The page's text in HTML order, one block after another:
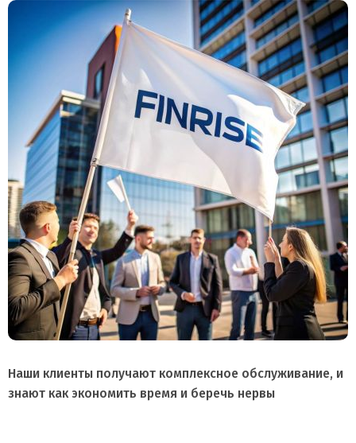
Наши клиенты получают комплексное обслуживание, и
знают как экономить время и беречь нервы